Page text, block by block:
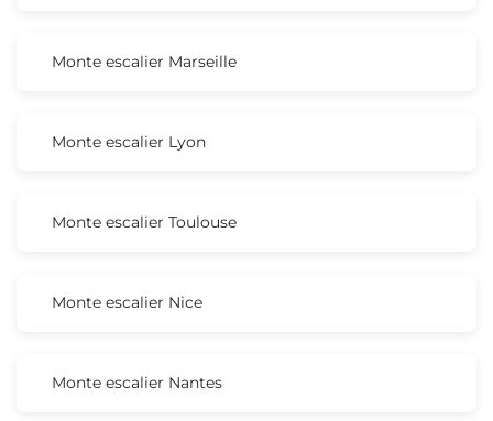
Monte escalier Marseille
Monte escalier Lyon
Monte escalier Toulouse
Monte escalier Nice
Monte escalier Nantes